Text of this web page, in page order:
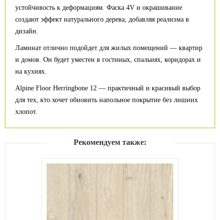
устойчивость к деформациям. Фаска 4V и окрашивание
создают эффект натурального дерева, добавляя реализма в
дизайн.
Ламинат отлично подойдет для жилых помещений — квартир
и домов. Он будет уместен в гостиных, спальнях, коридорах и
на кухнях.
Alpine Floor Herringbone 12 — практичный и красивый выбор
для тех, кто хочет обновить напольное покрытие без лишних
хлопот.
Рекомендуем также: